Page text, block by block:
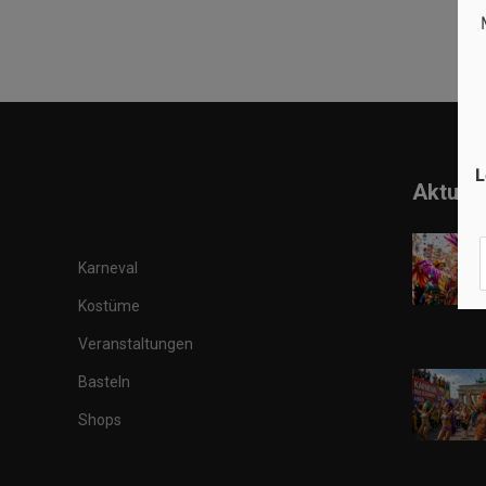
Karneval
Kostüme
Veranstaltungen
Basteln
Shops
Aktuell